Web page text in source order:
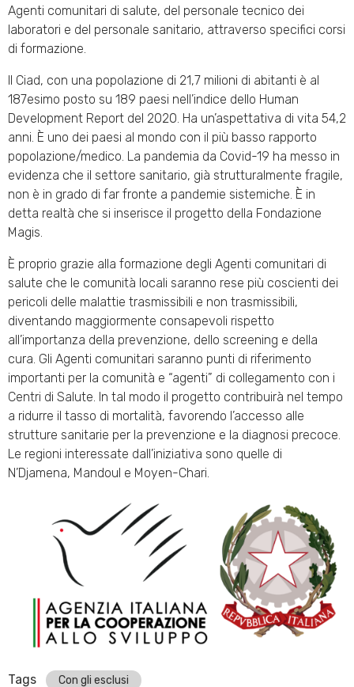
Agenti comunitari di salute, del personale tecnico dei
laboratori e del personale sanitario, attraverso specifici corsi
di formazione.
Il Ciad, con una popolazione di 21,7 milioni di abitanti è al
187esimo posto su 189 paesi nell’indice dello Human
Development Report del 2020. Ha un’aspettativa di vita 54,2
anni. È uno dei paesi al mondo con il più basso rapporto
popolazione/medico. La pandemia da Covid-19 ha messo in
evidenza che il settore sanitario, già strutturalmente fragile,
non è in grado di far fronte a pandemie sistemiche. È in
detta realtà che si inserisce il progetto della Fondazione
Magis.
È proprio grazie alla formazione degli Agenti comunitari di
salute che le comunità locali saranno rese più coscienti dei
pericoli delle malattie trasmissibili e non trasmissibili,
diventando maggiormente consapevoli rispetto
all’importanza della prevenzione, dello screening e della
cura. Gli Agenti comunitari saranno punti di riferimento
importanti per la comunità e “agenti” di collegamento con i
Centri di Salute. In tal modo il progetto contribuirà nel tempo
a ridurre il tasso di mortalità, favorendo l’accesso alle
strutture sanitarie per la prevenzione e la diagnosi precoce.
Le regioni interessate dall’iniziativa sono quelle di
N’Djamena, Mandoul e Moyen-Chari.
Tags Con gli esclusi